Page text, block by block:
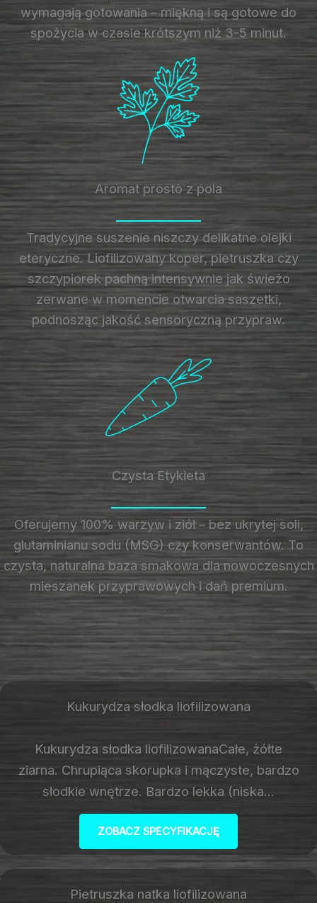
wymagają gotowania – miękną i są gotowe do
spożycia w czasie krótszym niż 3-5 minut.
Aromat prosto z pola
Tradycyjne suszenie niszczy delikatne olejki
eteryczne. Liofilizowany koper, pietruszka czy
szczypiorek pachną intensywnie jak świeżo
zerwane w momencie otwarcia saszetki,
podnosząc jakość sensoryczną przypraw.
Czysta Etykieta
Oferujemy 100% warzyw i ziół – bez ukrytej soli,
glutaminianu sodu (MSG) czy konserwantów. To
czysta, naturalna baza smakowa dla nowoczesnych
mieszanek przyprawowych i dań premium.
Kukurydza słodka liofilizowana
Kukurydza słodka liofilizowanaCałe, żółte
ziarna. Chrupiąca skorupka i mączyste, bardzo
słodkie wnętrze. Bardzo lekka (niska…
ZOBACZ SPECYFIKACJĘ
Pietruszka natka liofilizowana